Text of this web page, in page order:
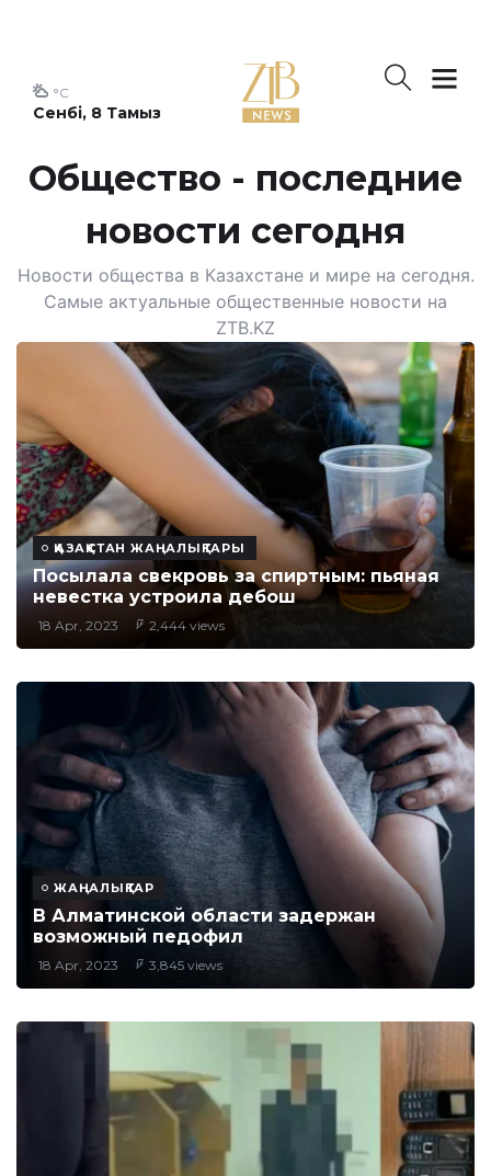
Сенбі, 8 Тамыз
°C
Общество - последние
новости сегодня
Новости общества в Казахстане и мире на сегодня.
Самые актуальные общественные новости на
ZTB.KZ
ҚАЗАҚСТАН ЖАҢАЛЫҚТАРЫ
Посылала свекровь за спиртным: пьяная
невестка устроила дебош
18 Apr, 2023 2,444 views
ЖАҢАЛЫҚТАР
В Алматинской области задержан
возможный педофил
18 Apr, 2023 3,845 views